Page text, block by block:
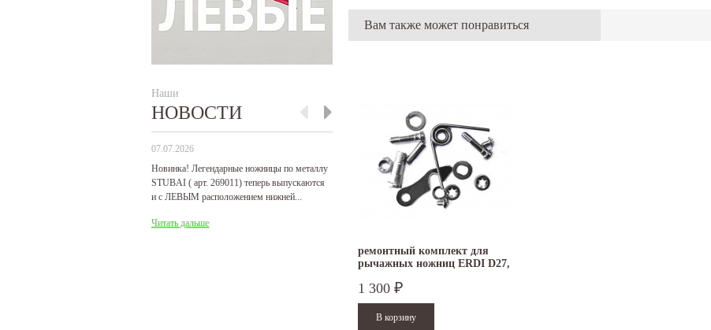
Наши
НОВОСТИ
07.07.2026
Новинка! Легендарные ножницы по металлу
STUBAI ( арт. 269011) теперь выпускаются
и с ЛЕВЫМ расположением нижней...
Читать дальше
Режим работы офисов в новогодние
праздники 2025 - 2026 г.: г. Москва: 29, 30
декабря - работаем в обычном режиме, с
Вам также может понравиться
ремонтный комплект для
рычажных ножниц ERDI D27,
1 300 ₽